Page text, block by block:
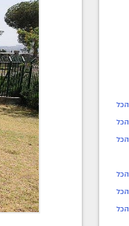
הכל
הכל
הכל
הכל
הכל
הכל